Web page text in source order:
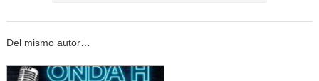
Del mismo autor…